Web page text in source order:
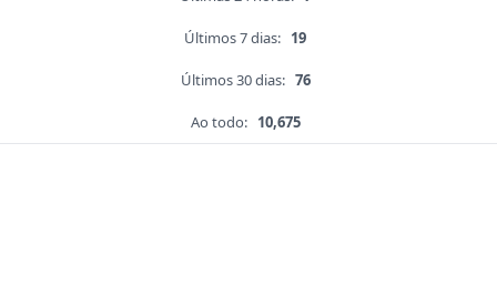
Últimos 7 dias: 19
Últimos 30 dias: 76
Ao todo: 10,675